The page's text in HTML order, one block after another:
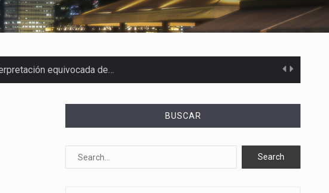
equivocada de…
de 2026…
BUSCAR